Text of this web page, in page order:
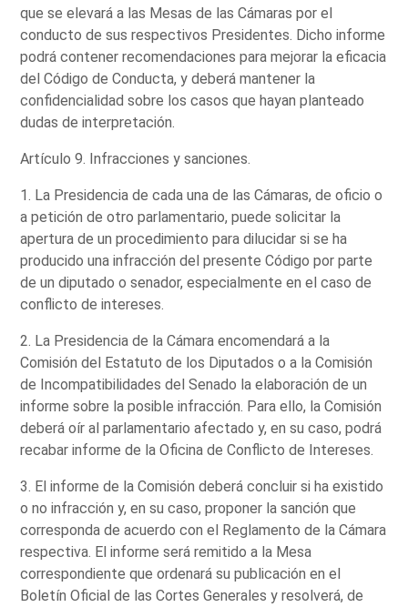
que se elevará a las Mesas de las Cámaras por el
conducto de sus respectivos Presidentes. Dicho informe
podrá contener recomendaciones para mejorar la eficacia
del Código de Conducta, y deberá mantener la
confidencialidad sobre los casos que hayan planteado
dudas de interpretación.
Artículo 9. Infracciones y sanciones.
1. La Presidencia de cada una de las Cámaras, de oficio o
a petición de otro parlamentario, puede solicitar la
apertura de un procedimiento para dilucidar si se ha
producido una infracción del presente Código por parte
de un diputado o senador, especialmente en el caso de
conflicto de intereses.
2. La Presidencia de la Cámara encomendará a la
Comisión del Estatuto de los Diputados o a la Comisión
de Incompatibilidades del Senado la elaboración de un
informe sobre la posible infracción. Para ello, la Comisión
deberá oír al parlamentario afectado y, en su caso, podrá
recabar informe de la Oficina de Conflicto de Intereses.
3. El informe de la Comisión deberá concluir si ha existido
o no infracción y, en su caso, proponer la sanción que
corresponda de acuerdo con el Reglamento de la Cámara
respectiva. El informe será remitido a la Mesa
correspondiente que ordenará su publicación en el
Boletín Oficial de las Cortes Generales y resolverá, de